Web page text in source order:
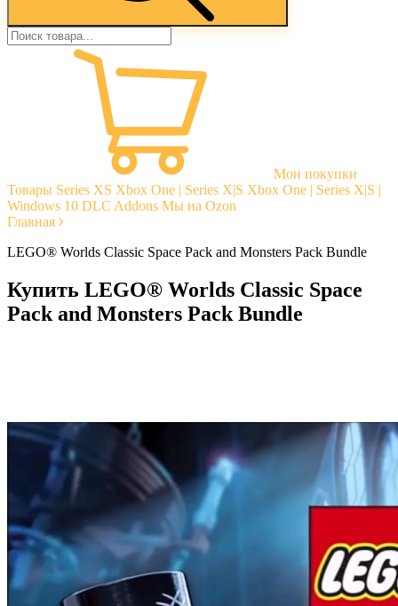
Мои покупки
Товары Series XS Xbox One | Series X|S Xbox One | Series X|S |
Windows 10 DLC Addons Мы на Ozon
Главная
LEGO® Worlds Classic Space Pack and Monsters Pack Bundle
Купить LEGO® Worlds Classic Space
Pack and Monsters Pack Bundle